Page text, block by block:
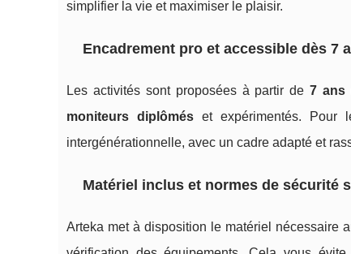
simplifier la vie et maximiser le plaisir.
Encadrement pro et accessible dès 7
Les activités sont proposées à partir de7 ans
moniteurs diplômés et expérimentés. Pour
intergénérationnelle, avec un cadre adapté et
Matériel inclus et normes de sécurité
Arteka met à disposition le matériel nécessaire